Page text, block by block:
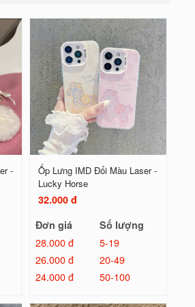
-
Ốp Lưng IMD Đổi Màu Laser -
Lucky Horse
32.000 đ
Đơn giá
Số lượng
28.000 đ
5-19
26.000 đ
20-49
24.000 đ
50-100